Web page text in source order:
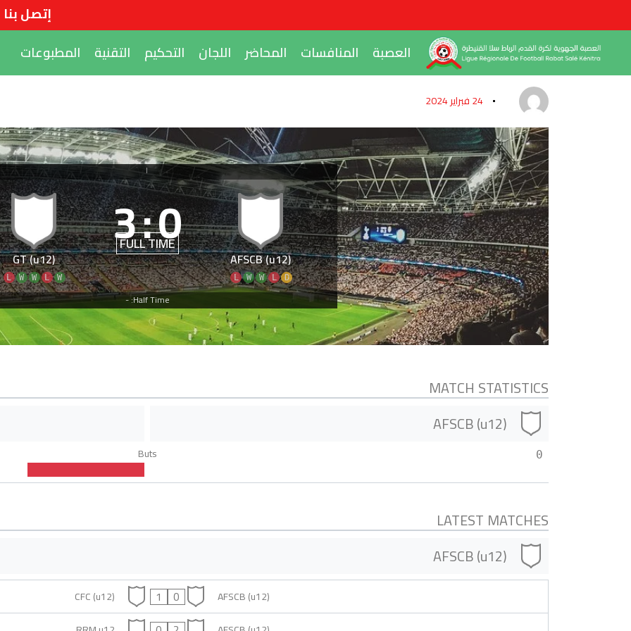
إتصل بنا
العصبة
المنافسات المحاضر اللجان التحكيم التقنية المطبوعات
24 فبراير 2024
|
AFSCB (u12)
D
L
W
W
L
0
:
3
FULL TIME
GT (u12)
W
L
W
W
L
Half Time: -
MATCH STATISTICS
AFSCB (u12)
0
Buts
LATEST MATCHES
AFSCB (u12)
CFC (u12) 1 0
AFSCB (u12)